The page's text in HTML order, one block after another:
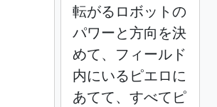
転がるロボットの
パワーと方向を決
めて、フィールド
内にいるピエロに
あてて、すべてピ